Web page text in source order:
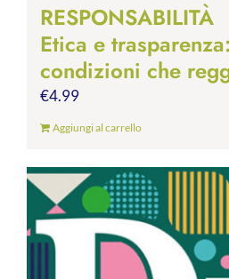
RESPONSABILITÀ
Etica e
condizioni che
€4.99
Aggiungi al carrello